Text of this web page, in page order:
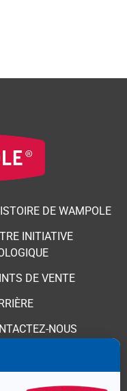
DE WAMPOLE
INITIATIVE
DE VENTE
NOUS